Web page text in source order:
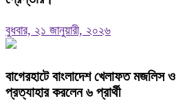
বুধবার, ২১ জানুয়ারী, ২০২৬
বাগেরহাটে বাংলাদেশ খেলাফত
প্রত্যাহার করলেন ৬ প্রার্থী